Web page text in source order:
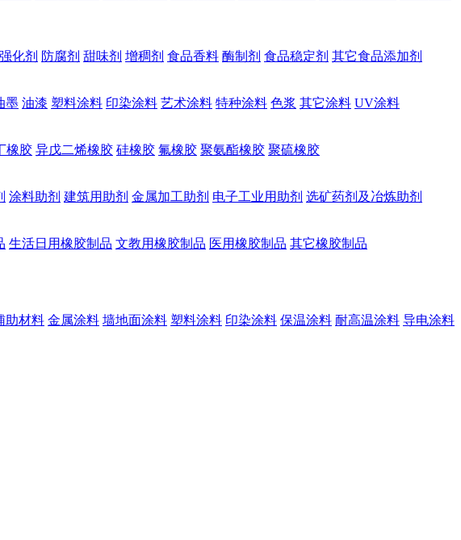
化剂 防腐剂 甜味剂 增稠剂 食品香料 酶制剂 食品稳定剂 其它食品添加剂
墨 油漆 塑料涂料 印染涂料 艺术涂料 特种涂料 色浆 其它涂料 UV涂料
橡胶 异戊二烯橡胶 硅橡胶 氟橡胶 聚氨酯橡胶 聚硫橡胶
涂料助剂 建筑用助剂 金属加工助剂 电子工业用助剂 选矿药剂及冶炼助剂
生活日用橡胶制品 文教用橡胶制品 医用橡胶制品 其它橡胶制品
助材料 金属涂料 墙地面涂料 塑料涂料 印染涂料 保温涂料 耐高温涂料 导电涂料